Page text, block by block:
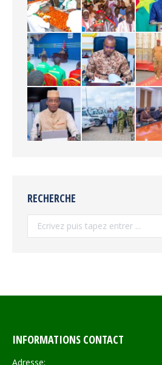
RECHERCHE
INFORMATIONS CONTACT
Adresse: